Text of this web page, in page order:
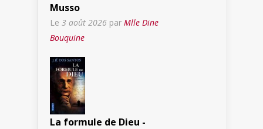
Musso
Le 3 août 2026 par Mlle Dine
Bouquine
La formule de Dieu -